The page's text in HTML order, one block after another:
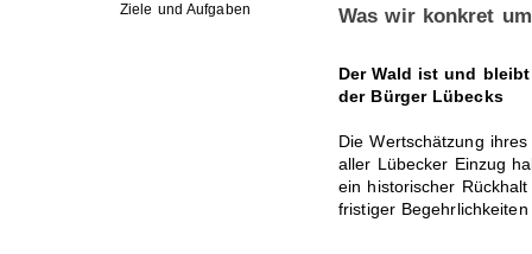
Ziele und Aufgaben
Was wir konkret
Der Wald ist und
der Bürger Lübecks
Die Wertschätzung
aller Lübecker Einzug
ein historischer
fristiger